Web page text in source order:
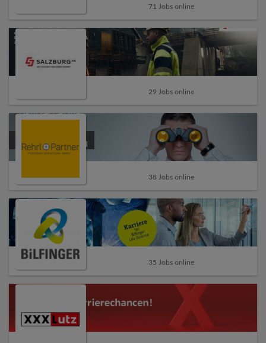
71 Jobs online
29 Jobs online
38 Jobs online
35 Jobs online